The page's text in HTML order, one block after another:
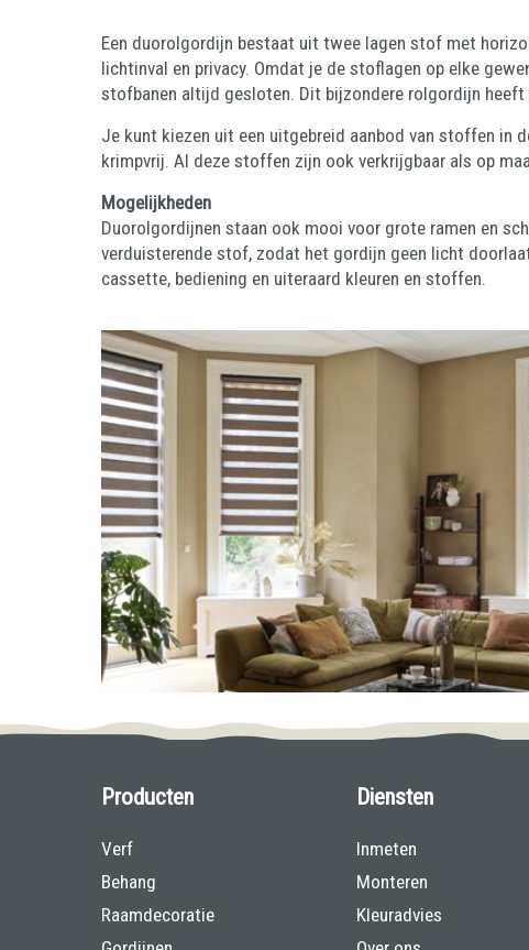
Een duorolgordijn bestaat uit twee lagen stof met
lichtinval en privacy. Omdat je de stoflagen op elke
stofbanen altijd gesloten. Dit bijzondere rolgordijn
Je kunt kiezen uit een uitgebreid aanbod van stoffen in
krimpvrij. Al deze stoffen zijn ook verkrijgbaar als op
Mogelijkheden
Duorolgordijnen staan ook mooi voor grote ramen en
verduisterende stof, zodat het gordijn geen licht
cassette, bediening en uiteraard kleuren en stoffen.
Producten
Verf
Behang
Raamdecoratie
Diensten
Inmeten
Monteren
Kleuradvies